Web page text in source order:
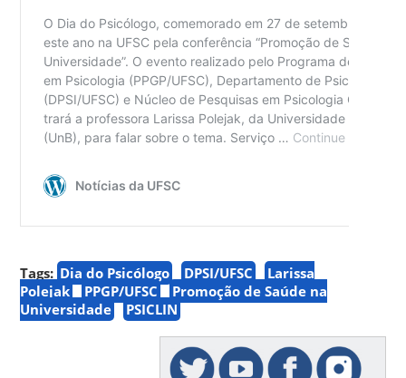
Tags: Dia do Psicólogo DPSI/UFSC
Larissa
Polejak
PPGP/UFSC
Promoção de Saúde na
Universidade
PSICLIN